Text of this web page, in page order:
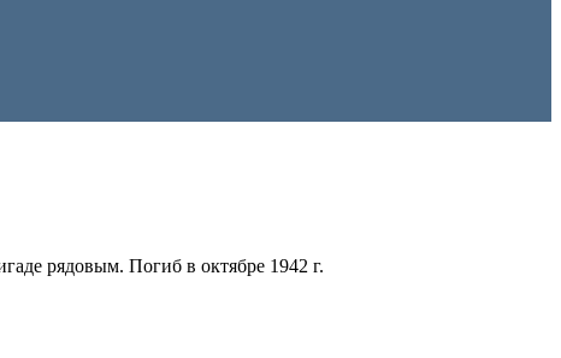
рядовым. Погиб в октябре 1942 г.